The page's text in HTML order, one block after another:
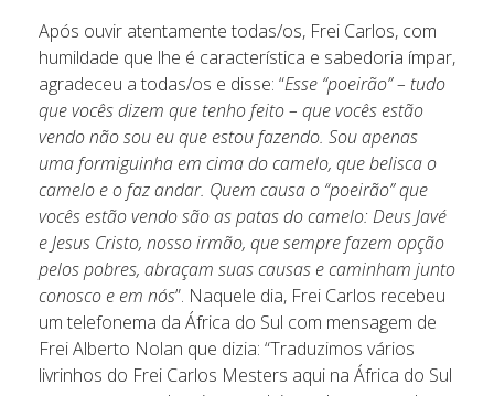
Após ouvir atentamente todas/os, Frei Carlos, com
humildade que lhe é característica e sabedoria ímpar,
agradeceu a todas/os e disse: “Esse “poeirão” – tudo
que vocês dizem que tenho feito – que vocês estão
vendo não sou eu que estou fazendo. Sou apenas
uma formiguinha em cima do camelo, que belisca o
camelo e o faz andar. Quem causa o “poeirão” que
vocês estão vendo são as patas do camelo: Deus Javé
e Jesus Cristo, nosso irmão, que sempre fazem opção
pelos pobres, abraçam suas causas e caminham junto
conosco e em nós”. Naquele dia, Frei Carlos recebeu
um telefonema da África do Sul com mensagem de
Frei Alberto Nolan que dizia: “Traduzimos vários
livrinhos do Frei Carlos Mesters aqui na África do Sul